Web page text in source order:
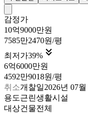
감정가
10억9000만원
7585만2470원/평
최저가39% 
6억6000만원
4592만9018원/평
취소개찰일2026년 07
용도근린생활시설
대상건물전체